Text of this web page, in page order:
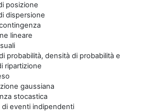
posizione
dispersione
lineare
probabilità, densità di probabilità e
ripartizione
gaussiana
stocastica
di eventi indipendenti